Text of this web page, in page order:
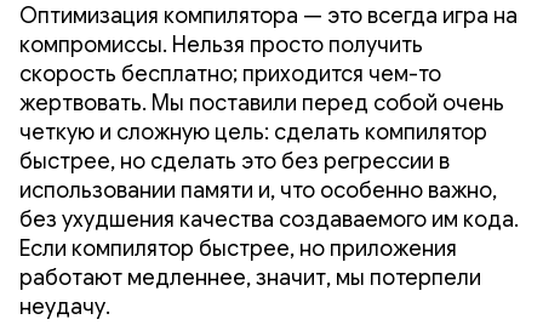
Оптимизация компилятора — это всегда игра на
компромиссы. Нельзя просто получить
скорость бесплатно; приходится чем-то
жертвовать. Мы поставили перед собой очень
четкую и сложную цель: сделать компилятор
быстрее, но сделать это без регрессии в
использовании памяти и, что особенно важно,
без ухудшения качества создаваемого им кода.
Если компилятор быстрее, но приложения
работают медленнее, значит, мы потерпели
неудачу.